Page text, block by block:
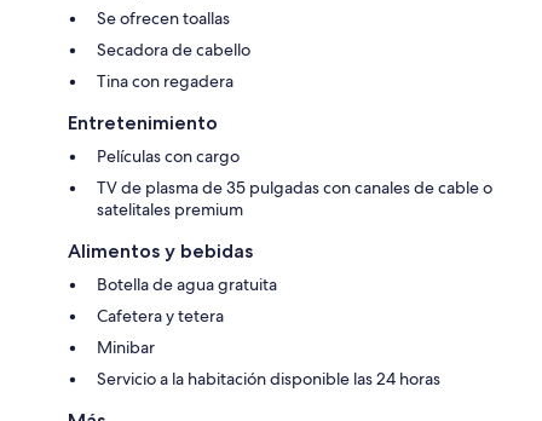
Se ofrecen toallas
Secadora de cabello
Tina con regadera
Entretenimiento
Películas con cargo
TV de plasma de 35 pulgadas con canales de cable o
satelitales premium
Alimentos y bebidas
Botella de agua gratuita
Cafetera y tetera
Minibar
Servicio a la habitación disponible las 24 horas